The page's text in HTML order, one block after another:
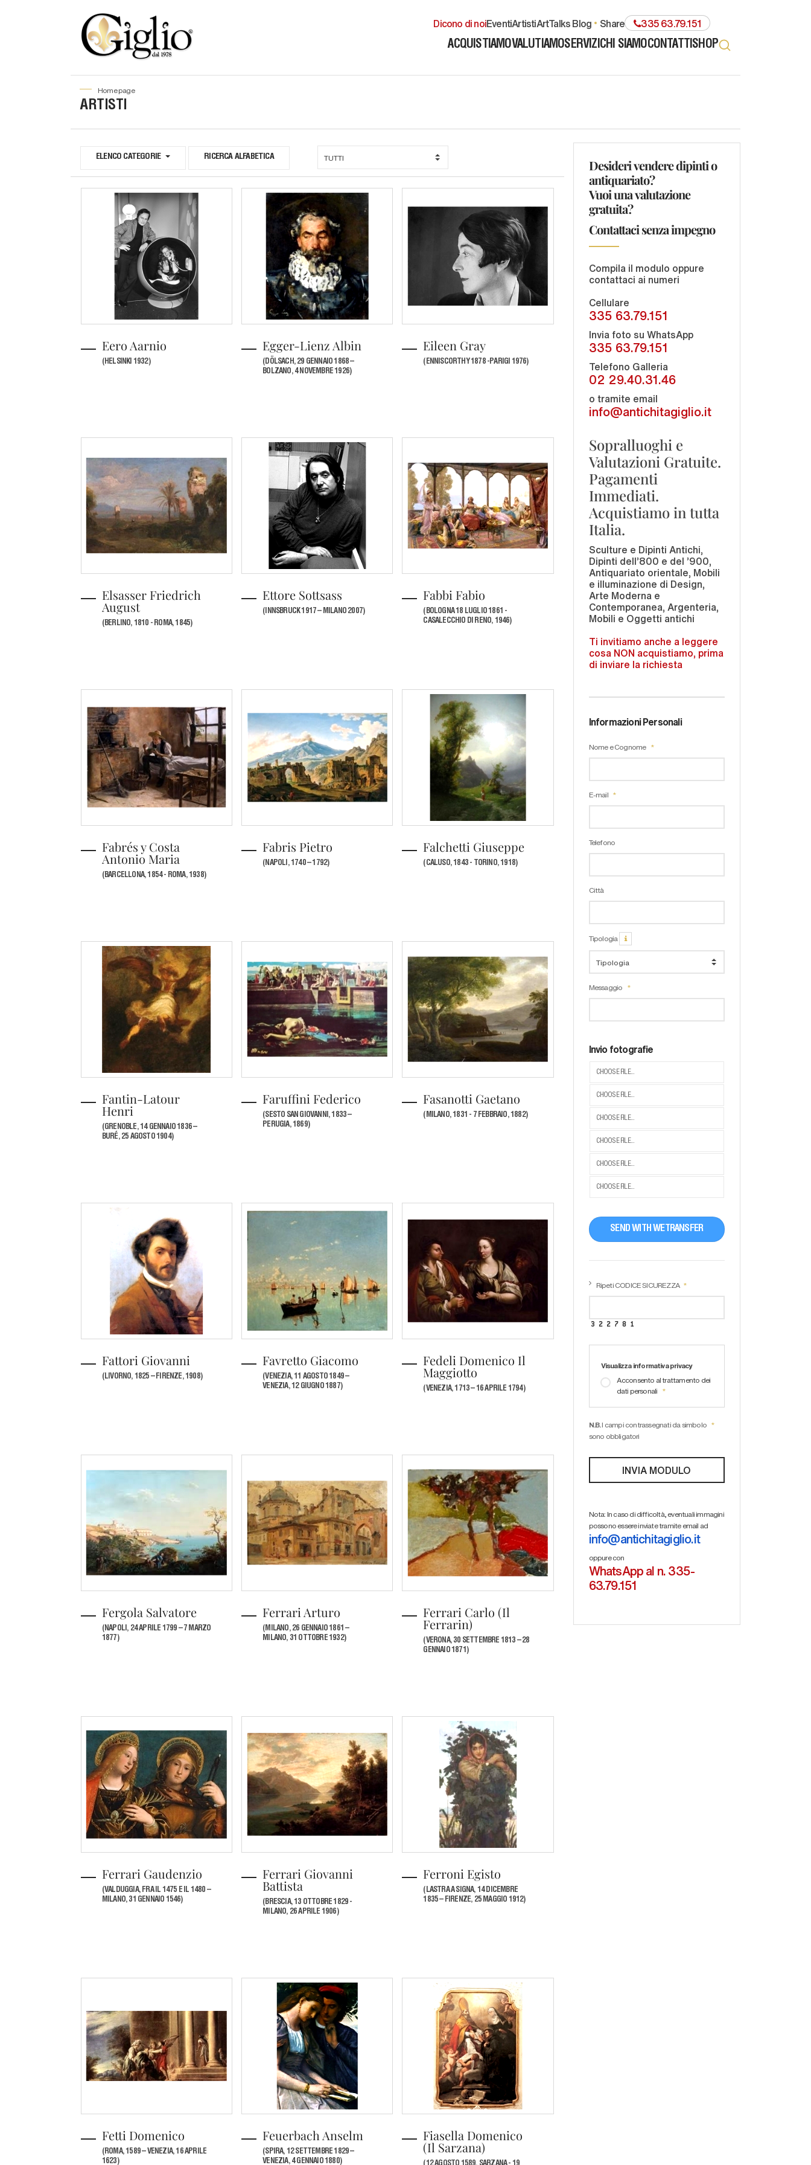
Dicono di noiEventiArtistiArtTalks Blog share 335 63.79.151
ACQUISTIAMOVALUTIAMOSERVIZICHI SIAMOCONTATTISHOP
home page
ARTISTI
ELENCO CATEGORIE RICERCA ALFABETICA
Eero Aarnio
(HELSINKI 1932)
Egger-Lienz Albin
(DÖLSACH, 29 GENNAIO 1868 –
BOLZANO, 4 NOVEMBRE 1926)
Eileen Gray
(ENNISCORTHY 1878 -PARIGI 1976)
Elsasser Friedrich
August
(BERLINO, 1810 - ROMA, 1845)
Ettore Sottsass
(INNSBRUCK 1917 – MILANO 2007)
Fabbi Fabio
(BOLOGNA 18 LUGLIO 1861 -
CASALECCHIO DI RENO, 1946)
Fabrés y Costa
Antonio Maria
(BARCELLONA, 1854 - ROMA, 1938)
Fabris Pietro
(NAPOLI, 1740 – 1792)
Falchetti Giuseppe
(CALUSO, 1843 - TORINO, 1918)
Fantin-Latour
Henri
(GRENOBLE, 14 GENNAIO 1836 –
BURÉ, 25 AGOSTO 1904)
Faruffini Federico
(SESTO SAN GIOVANNI, 1833 –
PERUGIA, 1869)
Fasanotti Gaetano
(MILANO, 1831 - 7 FEBBRAIO, 1882)
Fattori Giovanni
(LIVORNO, 1825 – FIRENZE, 1908)
Favretto Giacomo
(VENEZIA, 11 AGOSTO 1849 –
VENEZIA, 12 GIUGNO 1887)
Fedeli Domenico Il
Maggiotto
(VENEZIA, 1713 – 16 APRILE 1794)
Fergola Salvatore
(NAPOLI, 24 APRILE 1799 – 7 MARZO
1877)
Ferrari Arturo
(MILANO, 26 GENNAIO 1861 –
MILANO, 31 OTTOBRE 1932)
Ferrari Carlo (Il
Ferrarin)
(VERONA, 30 SETTEMBRE 1813 – 28
GENNAIO 1871)
Ferrari Gaudenzio
(VALDUGGIA, FRA IL 1475 E IL 1480 –
MILANO, 31 GENNAIO 1546)
Ferrari Giovanni
Battista
(BRESCIA, 13 OTTOBRE 1829 -
MILANO, 26 APRILE 1906)
Ferroni Egisto
(LASTRA A SIGNA, 14 DICEMBRE
1835 – FIRENZE, 25 MAGGIO 1912)
Fetti Domenico
(ROMA, 1589 – VENEZIA, 16 APRILE
1623)
Feuerbach Anselm
(SPIRA, 12 SETTEMBRE 1829 –
VENEZIA, 4 GENNAIO 1880)
Fiasella Domenico
(Il Sarzana)
Desideri vendere dipinti o
antiquariato?
Vuoi una valutazione
gratuita?
Contattaci senza impegno
Compila il modulo oppure
contattaci ai numeri
Cellulare
335 63.79.151
Invia foto su WhatsApp
335 63.79.151
Telefono Galleria
02 29.40.31.46
o tramite email
info@antichitagiglio.it
Sopralluoghi e
Valutazioni Gratuite.
Pagamenti
Immediati.
Acquistiamo in tutta
Italia.
Sculture e Dipinti Antichi,
Dipinti dell'800 e del '900,
Antiquariato orientale, Mobili
e illuminazione di Design,
Arte Moderna e
Contemporanea, Argenteria,
Mobili e Oggetti antichi
Ti invitiamo anche a leggere
cosa NON acquistiamo, prima
di inviare la richiesta
Informazioni Personali
Nome e Cognome
E-mail
Telefono
Città
Tipologia
Messaggio
Invio fotografie
CHOOSE FILE...
CHOOSE FILE...
CHOOSE FILE...
CHOOSE FILE...
CHOOSE FILE...
CHOOSE FILE...
SEND WITH WETRANSFER
Ripeti CODICE SICUREZZA
Visualizza informativa privacy
Acconsento al trattamento dei
dati personali
N.B.
I campi contrassegnati da simbolo
sono obbligatori
Nota: In caso di difficoltà, eventuali immagini
possono essere inviate tramite email ad
info@antichitagiglio.it
oppure con
WhatsApp al n. 335-
63.79.151